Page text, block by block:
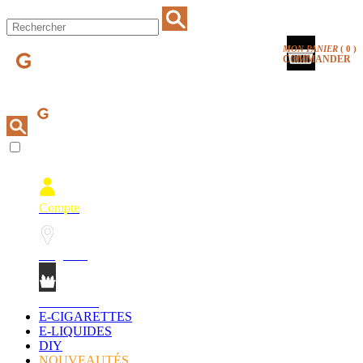
MON PANIER ( 0 )
COMMANDER
Compte
E-CIGARETTES
E-LIQUIDES
DIY
NOUVEAUTÉS